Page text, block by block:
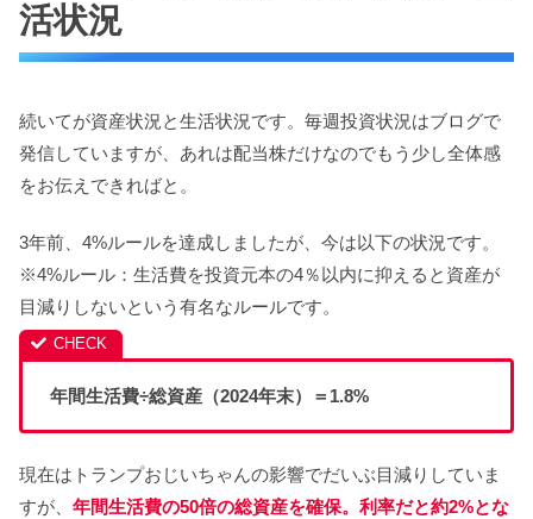
活状況
続いてが資産状況と生活状況です。毎週投資状況はブログで
発信していますが、あれは配当株だけなのでもう少し全体感
をお伝えできればと。
3年前、4%ルールを達成しましたが、今は以下の状況です。
※4%ルール：生活費を投資元本の4％以内に抑えると資産が
目減りしないという有名なルールです。
年間生活費÷総資産（2024年末）＝1.8%
現在はトランプおじいちゃんの影響でだいぶ目減りしていま
すが、 年間生活費の50倍の総資産を確保。利率だと約2%とな